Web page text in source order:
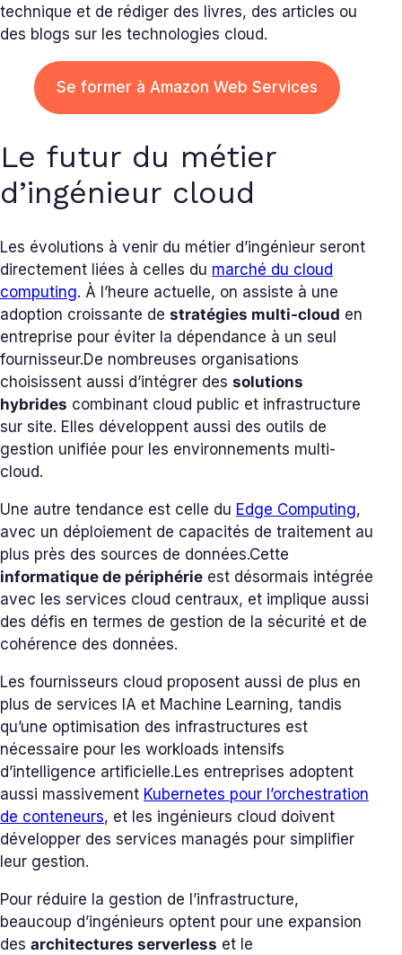
technique et de rédiger des livres, des articles ou
des blogs sur les technologies cloud.
Se former à Amazon Web Services
Le futur du métier
d’ingénieur cloud
Les évolutions à venir du métier d’ingénieur seront
directement liées à celles du marché du cloud
computing. À l’heure actuelle, on assiste à une
adoption croissante de stratégies multi-cloud en
entreprise pour éviter la dépendance à un seul
fournisseur.De nombreuses organisations
choisissent aussi d’intégrer des solutions
hybrides combinant cloud public et infrastructure
sur site. Elles développent aussi des outils de
gestion unifiée pour les environnements multi-
cloud.
Une autre tendance est celle du Edge Computing,
avec un déploiement de capacités de traitement au
plus près des sources de données.Cette
informatique de périphérie est désormais intégrée
avec les services cloud centraux, et implique aussi
des défis en termes de gestion de la sécurité et de
cohérence des données.
Les fournisseurs cloud proposent aussi de plus en
plus de services IA et Machine Learning, tandis
qu’une optimisation des infrastructures est
nécessaire pour les workloads intensifs
d’intelligence artificielle.Les entreprises adoptent
aussi massivement Kubernetes pour l’orchestration
de conteneurs, et les ingénieurs cloud doivent
développer des services managés pour simplifier
leur gestion.
Pour réduire la gestion de l’infrastructure,
beaucoup d’ingénieurs optent pour une expansion
des architectures serverless et le